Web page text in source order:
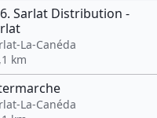
Sarlat Distribution -
La-Canéda
km
La-Canéda